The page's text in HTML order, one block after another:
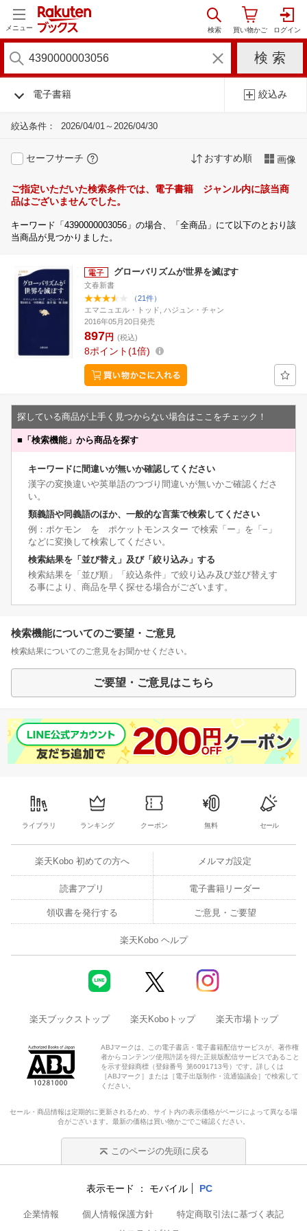
メニュー
電子書籍 絞込み
絞込条件： 2026/04/01～2026/04/30
セーフサーチ おすすめ順 画像
ご指定いただいた検索条件では、電子書籍 ジャンル内に該当商
品はございませんでした。
キーワード「4390000003056」の場合、「全商品」にて以下のとおり該
当商品が見つかりました。
グローバリズムが世界を滅ぼす
文春新書
（21件）
エマニュエル・トッド, ハジュン・チャン
2016年05月20日発売
897円 (税込)
8ポイント 1倍
探している商品が上手く見つからない場合はここをチェック！
■ 「検索機能」から商品を探す
キーワードに間違いが無いか確認してください
漢字の変換違いや英単語のつづり間違いが無いかご確認くださ
い。
類義語や同義語のほか、一般的な言葉で検索してください
例：ポケモン を ポケットモンスター で検索「ー」を「−」
などに変換して検索してください。
検索結果を「並び替え」及び「絞り込み」する
検索結果を「並び順」「絞込条件」で絞り込み及び並び替えす
る事により、商品を早く探せる場合がございます。
検索機能についてのご要望・ご意見
検索結果についてのご意見をお聞かせください。
ご要望・ご意見はこちら
ライブラリ ランキング クーポン 無料 セール
楽天Kobo 初めての方へ メルマガ設定
読書アプリ 電子書籍リーダー
領収書を発行する ご意見・ご要望
楽天Kobo ヘルプ
楽天ブックストップ 楽天Koboトップ 楽天市場トップ
ABJマークは、この電子書店・電子書籍配信サービスが、著作権
者からコンテンツ使用許諾を得た正規版配信サービスであること
を示す登録商標（登録番号 第6091713号）です。詳しくは
［ABJマーク］または［電子出版制作・流通協議会］で検索して
ください。
セール・商品情報は定期的に更新されるため、サイト内の表示価格がページによって異なる場
合がございます。最新の価格は買い物かごでご確認ください。
このページの先頭に戻る
表示モード モバイル PC
企業情報 個人情報保護方針
特定商取引法に基づく表記